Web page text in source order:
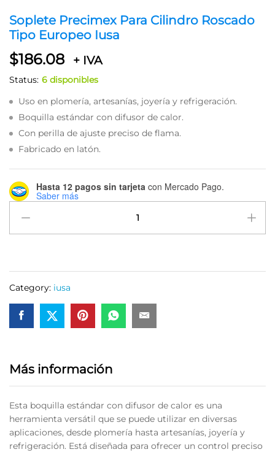
Soplete Precimex Para Cilindro Roscado
Tipo Europeo Iusa
$186.08 + IVA
Status: 6 disponibles
Uso en plomería, artesanías, joyería y refrigeración.
Boquilla estándar con difusor de calor.
Con perilla de ajuste preciso de flama.
Fabricado en latón.
Hasta 12 pagos sin tarjeta con Mercado Pago.
Saber más
Precimex
Para
Tipo
Europeo
Iusa
quantity
Category: iusa
Más información
Esta boquilla estándar con difusor de calor es una
herramienta versátil que se puede utilizar en diversas
aplicaciones, desde plomería hasta artesanías, joyería y
refrigeración. Está diseñada para ofrecer un control preciso